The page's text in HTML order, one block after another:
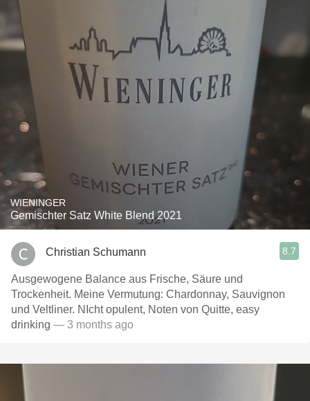
WIENINGER
Gemischter Satz White Blend 2021
Christian Schumann 8.7
Ausgewogene Balance aus Frische, Säure und
Trockenheit. Meine Vermutung: Chardonnay, Sauvignon
und Veltliner. NIcht opulent, Noten von Quitte, easy
drinking — 3 months ago